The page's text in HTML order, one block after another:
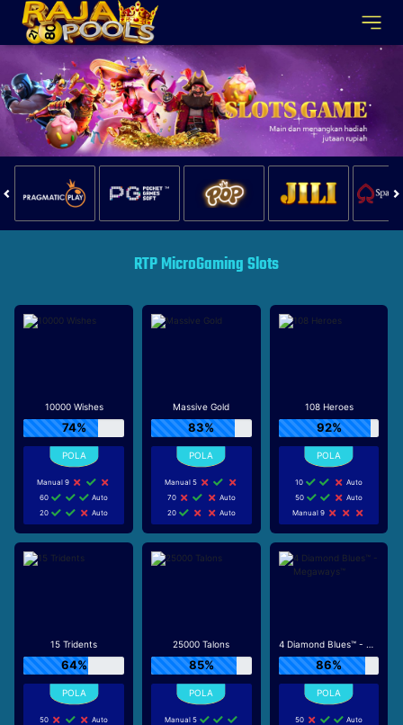
RTP MicroGaming Slots
10000 Wishes
74%
Manual 9
60
Auto
20
Auto
Massive Gold
83%
Manual 5
70
Auto
20
Auto
108 Heroes
92%
10
Auto
50
Auto
Manual 9
15 Tridents
64%
50
Auto
25000 Talons
85%
Manual 5
4 Diamond Blues™ - Megaways™
86%
50
Auto